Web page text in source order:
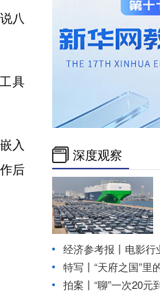
八
具
入
后
深度观察
经济参考报丨 电影行
特写丨“天府之国”里
拍案丨“聊”一次20元